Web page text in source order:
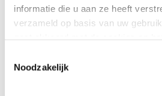
informatie die u aan ze heeft
verzameld op basis van uw
Noodzakelijk
Zomerprogramma bij de Ruïne
Tijdens de zomervakantie kun je bij de
terug naar de naar de Middeleeuwen.